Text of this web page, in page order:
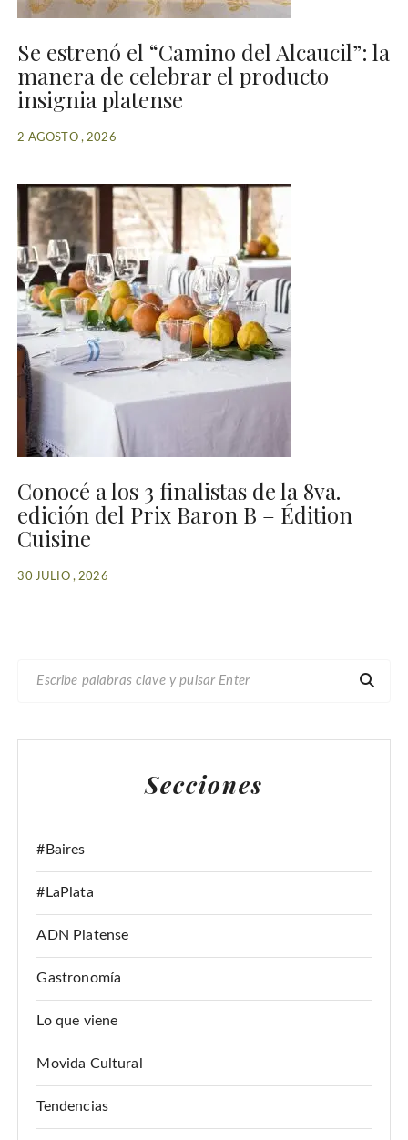
Se estrenó el “Camino del Alcaucil”: la
manera de celebrar el producto
insignia platense
2 AGOSTO , 2026
Conocé a los 3 finalistas de la 8va.
edición del Prix Baron B – Édition
Cuisine
30 JULIO , 2026
C
Secciones
#Baires
#LaPlata
ADN Platense
Gastronomía
Lo que viene
Movida Cultural
Tendencias